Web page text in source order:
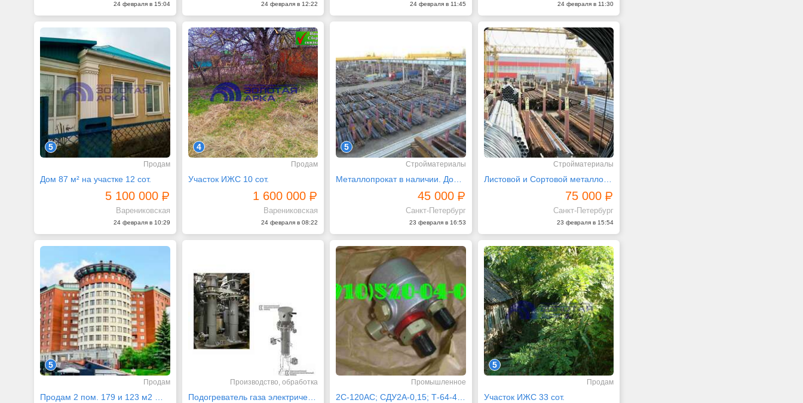
24 февраля в 15:04 24 февраля в 12:22 24 февраля в 11:45 24 февраля в 11:30
5
Продам
Дом 87 м² на участке 12 сот.
5 100 000
Варениковская
24 февраля в 10:29
4
Продам
Участок ИЖС 10 сот.
1 600 000
Варениковская
24 февраля в 08:22
5
Стройматериалы
45 000
Санкт-Петербург
23 февраля в 16:53
Стройматериалы
Листовой и Сортовой металлопрокат 100 тыс. тонн
75 000
Санкт-Петербург
23 февраля в 15:54
5
Продам Производство, обработка
Подогреватель газа электрический
Промышленное
5
Продам
Участок ИЖС 33 сот.